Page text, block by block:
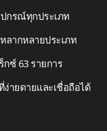
กรณ์ทุกประเภท
ลากหลายประเภท
ซ์ 63 รายการ
ง่ายดายและเชื่อถือได้